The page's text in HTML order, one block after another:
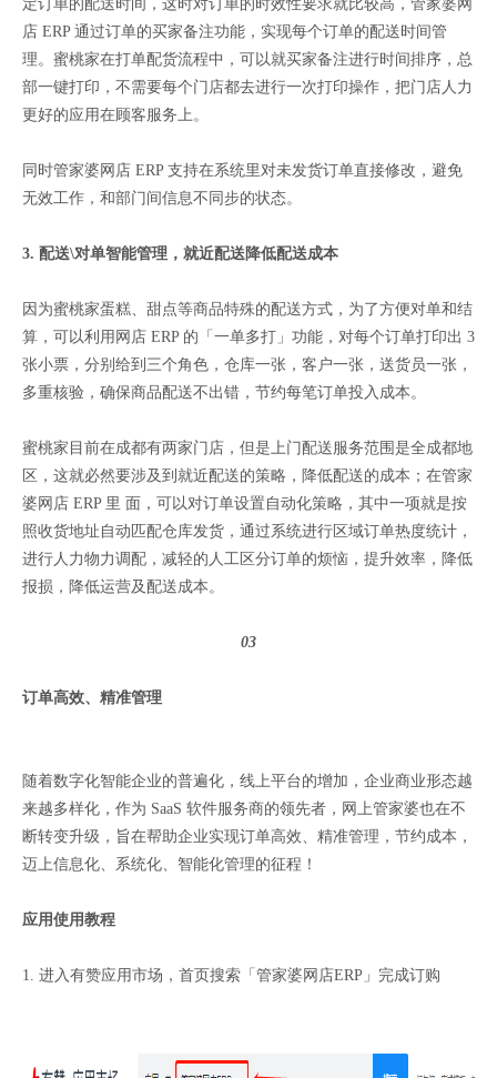
定订单的配送时间，这时对订单的时效性要求就比较高，管家婆网
店 ERP 通过订单的买家备注功能，实现每个订单的配送时间管
理。蜜桃家在打单配货流程中，可以就买家备注进行时间排序，总
部一键打印，不需要每个门店都去进行一次打印操作，把门店人力
更好的应用在顾客服务上。
同时管家婆网店 ERP 支持在系统里对未发货订单直接修改，避免
无效工作，和部门间信息不同步的状态。
3. 配送\对单智能管理，就近配送降低配送成本
因为蜜桃家蛋糕、甜点等商品特殊的配送方式，为了方便对单和结
算，可以利用网店 ERP 的「一单多打」功能，对每个订单打印出 3
张小票，分别给到三个角色，仓库一张，客户一张，送货员一张，
多重核验，确保商品配送不出错，节约每笔订单投入成本。
蜜桃家目前在成都有两家门店，但是上门配送服务范围是全成都地
区，这就必然要涉及到就近配送的策略，降低配送的成本；在管家
婆网店 ERP 里 面，可以对订单设置自动化策略，其中一项就是按
照收货地址自动匹配仓库发货，通过系统进行区域订单热度统计，
进行人力物力调配，减轻的人工区分订单的烦恼，提升效率，降低
报损，降低运营及配送成本。
03
订单高效、精准管理
随着数字化智能企业的普遍化，线上平台的增加，企业商业形态越
来越多样化，作为 SaaS 软件服务商的领先者，网上管家婆也在不
断转变升级，旨在帮助企业实现订单高效、精准管理，节约成本，
迈上信息化、系统化、智能化管理的征程！
应用使用教程
1. 进入有赞应用市场，首页搜索「管家婆网店ERP」完成订购